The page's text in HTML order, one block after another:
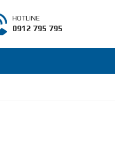
HOTLINE
0912 795 795